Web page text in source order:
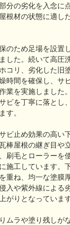
分の劣化を入念に
根材の状態に適し
のため足場を設置
した。続いて高圧
コリ、劣化した旧
時間を確保し、サ
業を実施しました
ビを丁寧に落とし
す。
ビ止め効果の高い
棒屋根の継ぎ目や
刷毛とローラーを
施工しています。
重ね、均一な塗膜
入や紫外線による
がりとなっています
ムラや塗り残しが